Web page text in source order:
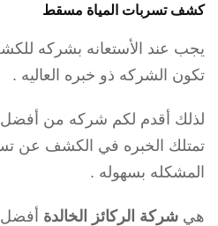
كشف تسربات المياة مسقط
يجب عند الأستعانه بشركه
تكون الشركه ذو خبره العاليه .
لذلك أقدم لكم شركه من
تمتلك الخبره في الكشف عن
المشكله بسهوله .
هي شركة الركائز الخالدة